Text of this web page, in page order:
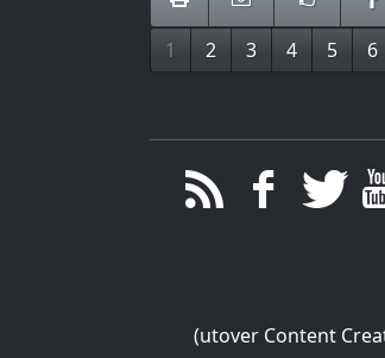
1 2 3 4 5 6
(utover Content